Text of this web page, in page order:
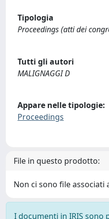
Tipologia
Proceedings (atti dei
Tutti gli autori
MALIGNAGGI D
Appare nelle tipologie:
Proceedings
File in questo prodotto:
Non ci sono file
I documenti in IRIS